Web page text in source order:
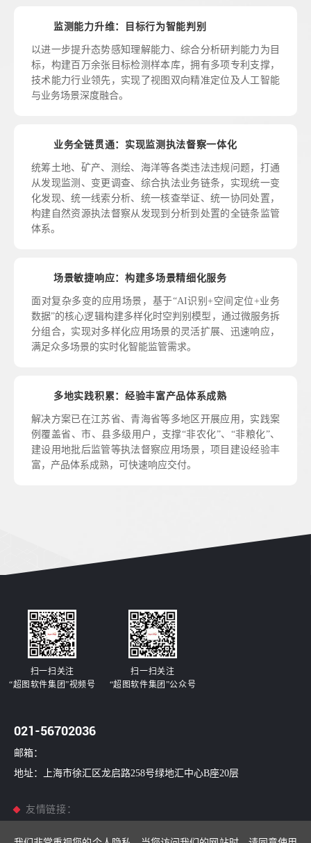
监测能力升维：目标行为智能判别
以进一步提升态势感知理解能力、综合分析研判能力为目
标，构建百万余张目标检测样本库，拥有多项专利支撑，
技术能力行业领先，实现了视图双向精准定位及人工智能
与业务场景深度融合。
业务全链贯通：实现监测执法督察一体化
统筹土地、矿产、测绘、海洋等各类违法违规问题，打通
从发现监测、变更调查、综合执法业务链条，实现统一变
化发现、统一线索分析、统一核查举证、统一协同处置，
构建自然资源执法督察从发现到分析到处置的全链条监管
体系。
场景敏捷响应：构建多场景精细化服务
面对复杂多变的应用场景，基于“AI识别+空间定位+业务
数据”的核心逻辑构建多样化时空判别模型，通过微服务拆
分组合，实现对多样化应用场景的灵活扩展、迅速响应，
满足众多场景的实时化智能监管需求。
多地实践积累：经验丰富产品体系成熟
解决方案已在江苏省、青海省等多地区开展应用，实践案
例覆盖省、市、县多级用户，支撑“非农化”、“非粮化”、
建设用地批后监管等执法督察应用场景，项目建设经验丰
富，产品体系成熟，可快速响应交付。
扫一扫关注
“超图软件集团”视频号
扫一扫关注
“超图软件集团”公众号
021-56702036
邮箱：
地址：上海市徐汇区龙启路258号绿地汇中心B座20层
友情链接：